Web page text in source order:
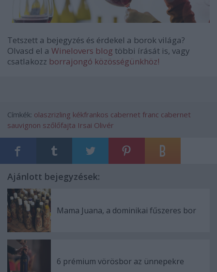
Tetszett a bejegyzés és érdekel a borok világa?
Olvasd el a Winelovers blog többi írását is, vagy
csatlakozz borrajongó közösségünkhöz!
Címkék: olaszrizling kékfrankos cabernet franc cabernet
sauvignon szőlőfajta Irsai Olivér
Ajánlott bejegyzések:
Mama Juana, a dominikai fűszeres bor
6 prémium vörösbor az ünnepekre